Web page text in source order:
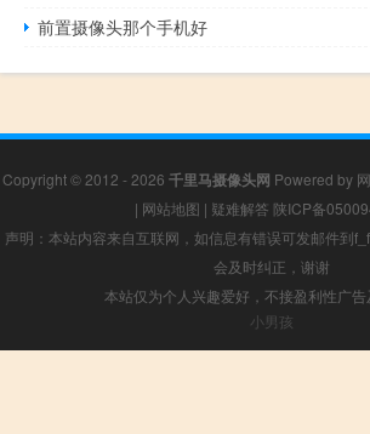
前置摄像头那个手机好
Copyright © 2012 - 2026 千里马摄像头网 Powered by
| 网站地图 | 疑难解答 陕ICP备
声明：本站内容来自互联网，如信息有错误可发邮件到
会及时纠正，谢谢
本站仅为个人兴趣爱好，不接盈利性广
小男孩